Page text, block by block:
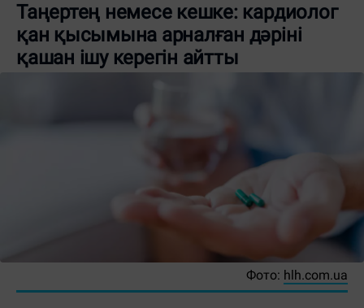
Таңертең немесе кешке: кардиолог
қан қысымына арналған дәріні
қашан ішу керегін айтты
Фото: hlh.com.ua